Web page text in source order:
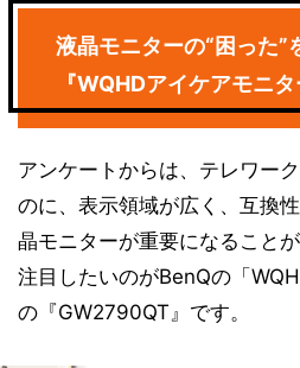
液晶モニターの“困った”
『WQHDアイケアモニ
アンケートからは、テレワー
のに、表示領域が広く、互換
晶モニターが重要になること
注目したいのがBenQの「
の『GW2790QT』です。